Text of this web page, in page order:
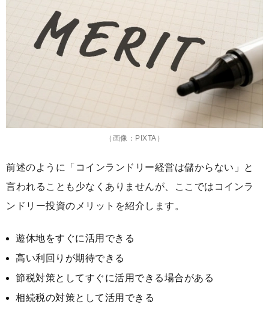
（画像：PIXTA）
前述のように「コインランドリー経営は儲からない」と
言われることも少なくありませんが、ここではコインラ
ンドリー投資のメリットを紹介します。
遊休地をすぐに活用できる
高い利回りが期待できる
節税対策としてすぐに活用できる場合がある
相続税の対策として活用できる